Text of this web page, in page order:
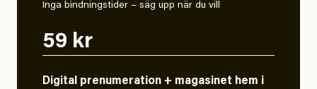
Inga bindningstider – säg upp när du vill
59 kr
Digital prenumeration + magasinet hem i